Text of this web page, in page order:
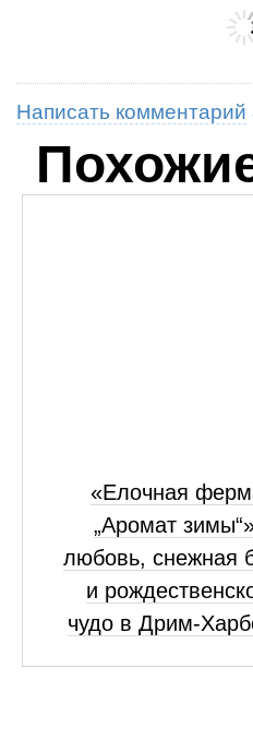
Написать комментарий
«Елочная
„Аромат
любовь, снежная
и
чудо в Дрим-